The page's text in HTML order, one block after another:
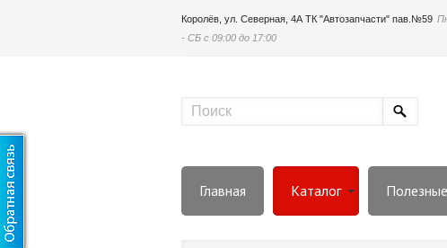
Королёв, ул. Северная, 4А ТК "Автозапчасти" пав.№59
- СБ с 09:00 до 17:00
Главная Каталог